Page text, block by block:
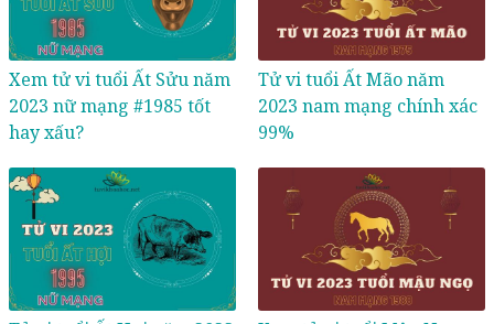
Xem tử vi tuổi Ất Sửu năm
2023 nữ mạng #1985 tốt
hay xấu?
Tử vi tuổi Ất Mão năm
2023 nam mạng chính xác
99%